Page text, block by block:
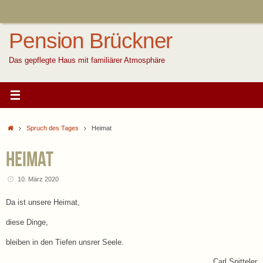
Pension Brückner
Das gepflegte Haus mit familiärer Atmosphäre
StartSpruch des Tages Heimat
Heimat
10. März 2020
Da ist unsere Heimat,
diese Dinge,
bleiben in den Tiefen unsrer Seele.